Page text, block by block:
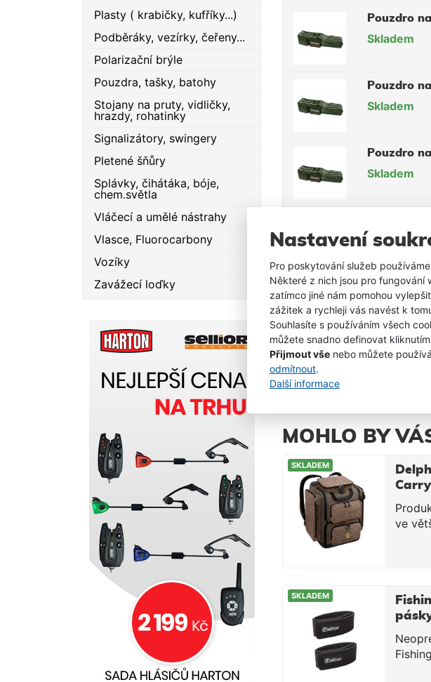
Nastavení
Pro poskytování služeb
Některé z nich jsou pro fungování
zatímco jiné nám pomohou
zážitek a rychleji vás navést k
Souhlasíte s používáním všech
můžete snadno definovat
Přijmout vše nebo můžete
odmítnout.
Další informace
Plasty ( krabičky, kufříky...)
Podběráky, vezírky, čeřeny...
Polarizační brýle
Pouzdra, tašky, batohy
Stojany na pruty, vidličky,
hrazdy, rohatinky
Signalizátory, swingery
Pletené šňůry
Splávky, čihátáka, bóje,
chem.světla
Vláčecí a umělé nástrahy
Vlasce, Fluorocarbony
Vozíky
Zavážecí loďky
Pouzdro
Skladem
Pouzdro
Skladem
Pouzdro
Skladem
Skladem
Pouzdro
Vyprodáno
Pouzdro
MOHLO BY
SKLADEM
ve
právě
batoh!
na
že
SKLADEM
Rod